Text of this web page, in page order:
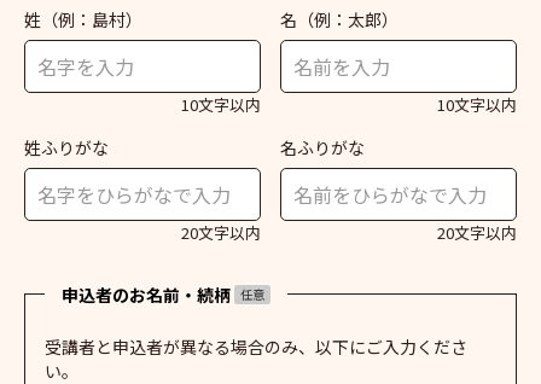
姓 （例：島村）
10文字以内
名 （例：太郎）
10文字以内
姓ふりがな
20文字以内
名ふりがな
20文字以内
申込者のお名前・続柄 任意
受講者と申込者が異なる場合のみ、以下にご入力くださ
い。